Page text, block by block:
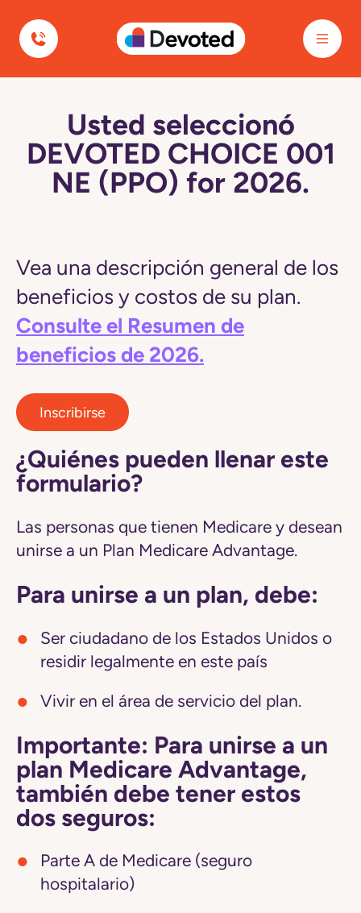
Devoted Health
Usted seleccionó
DEVOTED CHOICE 001
NE (PPO) for 2026.
Vea una descripción general de los
beneficios y costos de su plan.
Consulte el Resumen de
beneficios de 2026.
Inscribirse
¿Quiénes pueden llenar este
formulario?
Las personas que tienen Medicare y desean
unirse a un Plan Medicare Advantage.
Para unirse a un plan, debe:
Ser ciudadano de los Estados Unidos o
residir legalmente en este país
Vivir en el área de servicio del plan.
Importante: Para unirse a un
plan Medicare Advantage,
también debe tener estos
dos seguros:
Parte A de Medicare (seguro
hospitalario)